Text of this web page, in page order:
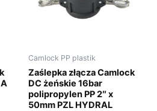
Camlock PP plastik
Zaślepka złącza Camlock
DC żeńskie 16bar
polipropylen PP 2″ x
50mm PZL HYDRAL